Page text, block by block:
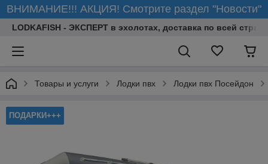
ВНИМАНИЕ!!! АКЦИЯ! Смотрите раздел "Новости"
LODKAFISH - ЭКСПЕРТ в эхолотах, доставка по всей стране
Товары и услуги Лодки пвх Лодки пвх Посейдон
ПОДАРКИ+++